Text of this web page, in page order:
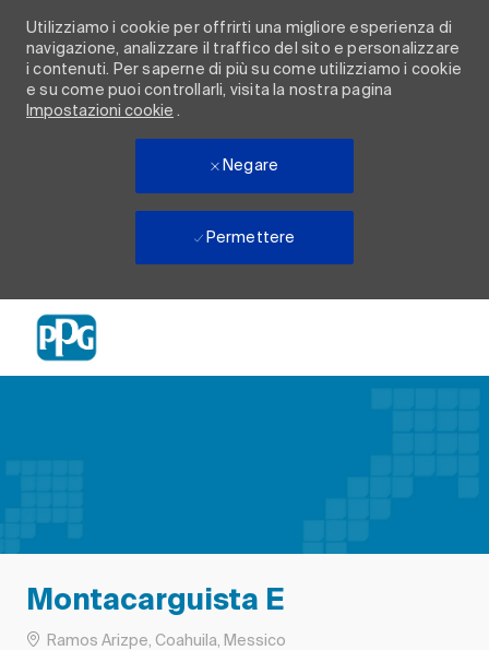
Utilizziamo i cookie per offrirti una migliore esperienza di
navigazione, analizzare il traffico del sito e personalizzare
i contenuti. Per saperne di più su come utilizziamo i cookie
e su come puoi controllarli, visita la nostra pagina
Impostazioni cookie .
Negare
Permettere
Montacarguista E
Ubicazione
Ramos Arizpe, Coahuila, Messico